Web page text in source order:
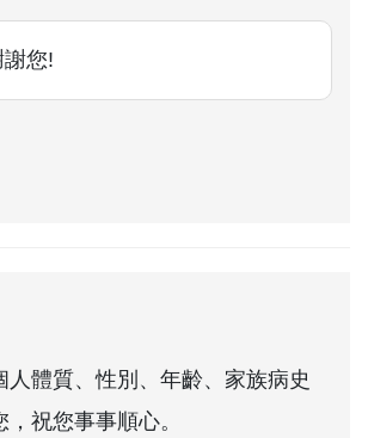
您!
體質、性別、年齡、家族病史
祝您事事順心。